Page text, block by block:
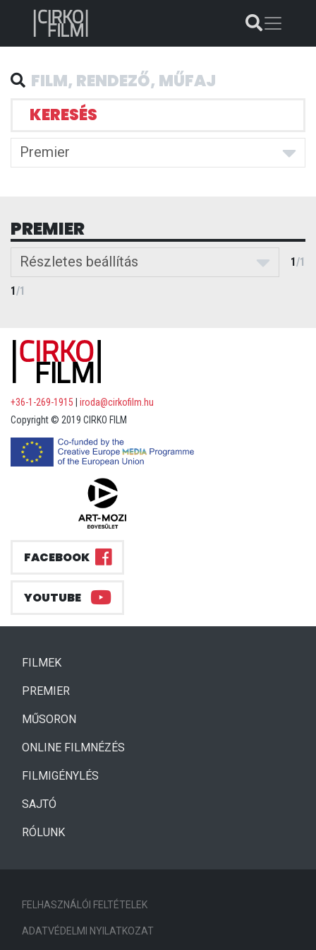
KERESÉS
Premier
PREMIER
Részletes beállítás 1/1
1/1
+36-1-269-1915
iroda@cirkofilm.hu
Copyright © 2019 CIRKO FILM
FACEBOOK
YOUTUBE
FILMEK(CURRENT)
PREMIER
MŰSORON
ONLINE FILMNÉZÉS
FILMIGÉNYLÉS
SAJTÓ
RÓLUNK
FELHASZNÁLÓI FELTÉTELEK
ADATVÉDELMI NYILATKOZAT